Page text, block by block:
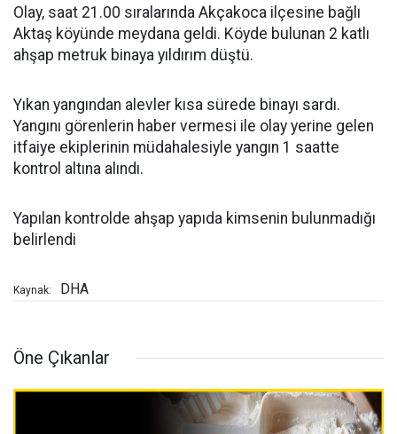
Olay, saat 21.00 sıralarında Akçakoca ilçesine bağlı
Aktaş köyünde meydana geldi. Köyde bulunan 2 katlı
ahşap metruk binaya yıldırım düştü.
Yıkan yangından alevler kısa sürede binayı sardı.
Yangını görenlerin haber vermesi ile olay yerine gelen
itfaiye ekiplerinin müdahalesiyle yangın 1 saatte
kontrol altına alındı.
Yapılan kontrolde ahşap yapıda kimsenin bulunmadığı
belirlendi
Kaynak: DHA
Öne Çıkanlar